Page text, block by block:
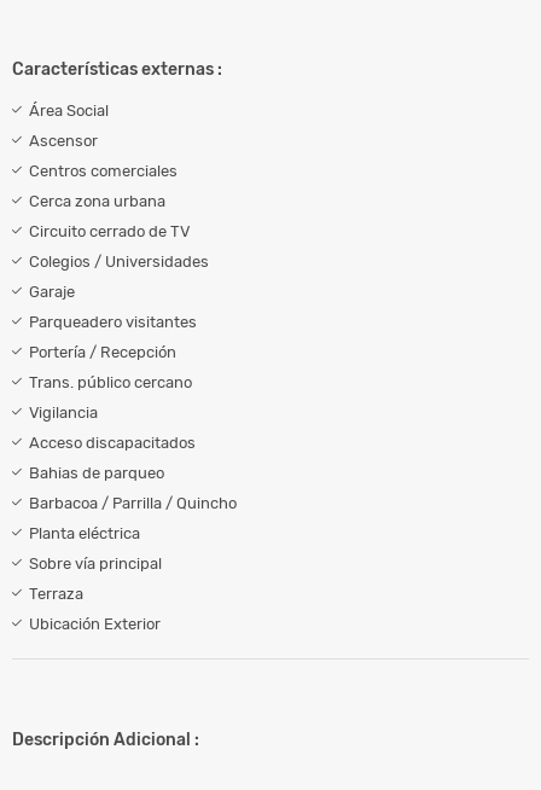
Características externas :
Área Social
Ascensor
Centros comerciales
Cerca zona urbana
Circuito cerrado de TV
Colegios / Universidades
Garaje
Parqueadero visitantes
Portería / Recepción
Trans. público cercano
Vigilancia
Acceso discapacitados
Bahias de parqueo
Barbacoa / Parrilla / Quincho
Planta eléctrica
Sobre vía principal
Terraza
Ubicación Exterior
Descripción Adicional :